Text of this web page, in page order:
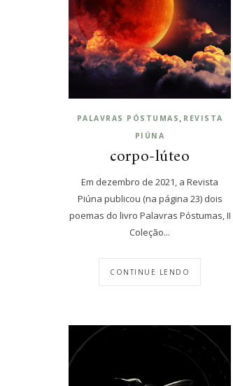
PALAVRAS PÓSTUMAS , REVISTA
PIÚNA
corpo-lúteo
Em dezembro de 2021, a Revista
Piúna publicou (na página 23) dois
poemas do livro Palavras Póstumas, II
Coleção...
CONTINUE LENDO